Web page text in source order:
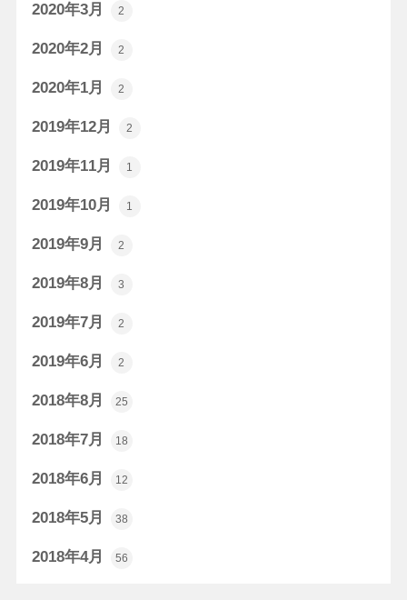
2020年3月 2
2020年2月 2
2020年1月 2
2019年12月 2
2019年11月 1
2019年10月 1
2019年9月 2
2019年8月 3
2019年7月 2
2019年6月 2
2018年8月 25
2018年7月 18
2018年6月 12
2018年5月 38
2018年4月 56